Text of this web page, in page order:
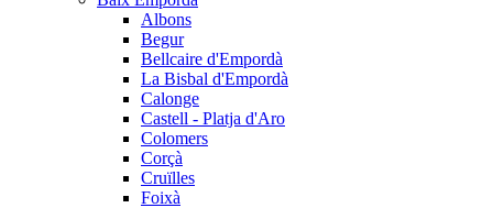
Albons
Begur
Bellcaire d'Empordà
La Bisbal d'Empordà
Calonge
Castell - Platja d'Aro
Colomers
Corçà
Cruïlles
Foixà